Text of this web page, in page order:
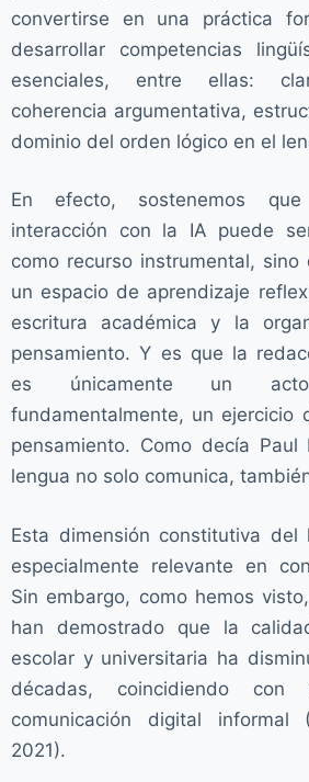
convertirse en una práctica
desarrollar competencias
esenciales, entre ellas:
coherencia argumentativa,
dominio del orden lógico en el
En efecto, sostenemos
interacción con la IA puede
como recurso instrumental, sino
un espacio de aprendizaje
escritura académica y la
pensamiento. Y es que la
es únicamente un
fundamentalmente, un ejercicio
pensamiento. Como decía Paul
lengua no solo comunica,
Esta dimensión constitutiva del
especialmente relevante en
Sin embargo, como hemos
han demostrado que la
escolar y universitaria ha
décadas, coincidiendo
comunicación digital informal
2021).